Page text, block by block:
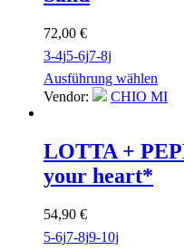
72,00 €
3-4j5-6j7-8j
Ausführung wählen
Vendor:
CHIO MI
LOTTA +
your heart*
54,90 €
5-6j7-8j9-10j